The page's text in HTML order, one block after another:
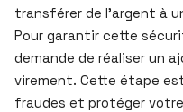
transférer de l’argent à
Pour garantir cette
demande de réaliser un
virement. Cette étape
fraudes et protéger